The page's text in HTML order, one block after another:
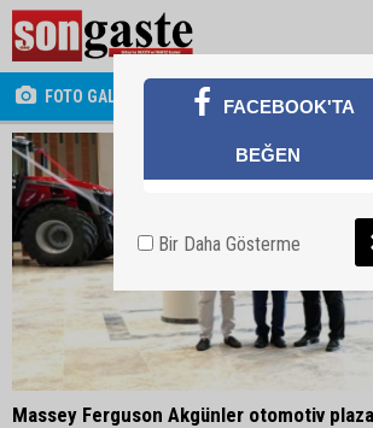
FOTO GALERİ
Massey Ferguson Akgünler otomotiv plaza
FACEBOOK'TA
BEĞEN
Bir Daha Gösterme